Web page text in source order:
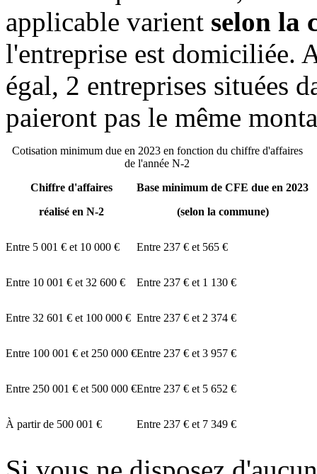
applicable varient selon la
l'entreprise est domiciliée.
égal, 2 entreprises situées
paieront pas le même
Cotisation minimum due en 2023 en fonction du chiffre d'affaires
de l'année N-2
Chiffre d'affaires
réalisé en N-2
Base minimum de CFE due en 2023
(selon la commune)
Entre 5 001 € et 10 000 € Entre 237 € et 565 €
Entre 10 001 € et 32 600 € Entre 237 € et 1 130 €
Entre 32 601 € et 100 000 € Entre 237 € et 2 374 €
Entre 100 001 € et 250 000 €Entre 237 € et 3 957 €
Entre 250 001 € et 500 000 €Entre 237 € et 5 652 €
À partir de 500 001 € Entre 237 € et 7 349 €